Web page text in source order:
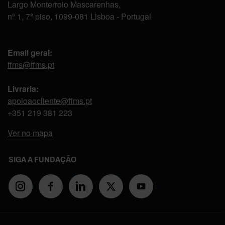
Largo Monterroio Mascarenhas,
nº 1, 7º piso, 1099-081 Lisboa - Portugal
Email geral:
ffms@ffms.pt
Livraria:
apoioaocliente@ffms.pt
+351 219 381 223
Ver no mapa
SIGA A FUNDAÇÃO